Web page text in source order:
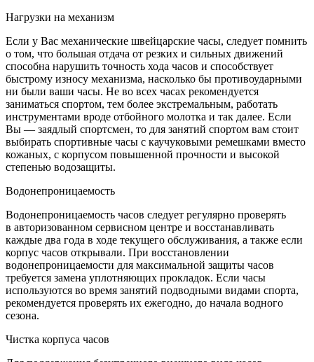
Нагрузки на механизм
Если у Вас механические швейцарские часы, следует помнить
о том, что большая отдача от резких и сильных движений
способна нарушить точность хода часов и способствует
быстрому износу механизма, насколько бы противоударными
ни были ваши часы. Не во всех часах рекомендуется
заниматься спортом, тем более экстремальным, работать
инструментами вроде отбойного молотка и так далее. Если
Вы — заядлый спортсмен, то для занятий спортом вам стоит
выбирать спортивные часы с каучуковыми ремешками вместо
кожаных, с корпусом повышенной прочности и высокой
степенью водозащиты.
Водонепроницаемость
Водонепроницаемость часов следует регулярно проверять
в авторизованном сервисном центре и восстанавливать
каждые два года в ходе текущего обслуживания, а также если
корпус часов открывали. При восстановлении
водонепроницаемости для максимальной защиты часов
требуется замена уплотняющих прокладок. Если часы
используются во время занятий подводными видами спорта,
рекомендуется проверять их ежегодно, до начала водного
сезона.
Чистка корпуса часов